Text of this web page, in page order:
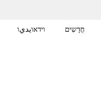
חֲדָשִים וידאוيديו